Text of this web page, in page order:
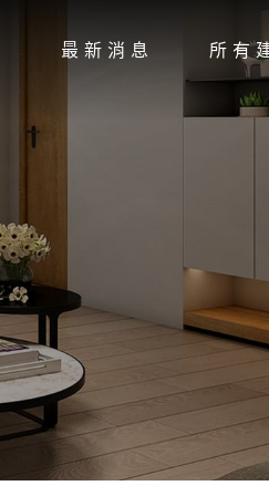
最新消息 所有